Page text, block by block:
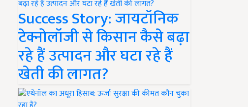
Success Story: जायटॉनिक
टेक्नोलॉजी से किसान कैसे बढ़ा
रहे हैं उत्पादन और घटा रहे हैं
खेती की लागत?